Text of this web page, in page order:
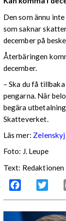
Den som ännu
som saknar
december på
Återbäringen
december.
– Ska du få
pengarna. När
begära
Skatteverket.
Läs mer:
Foto: J. Leupe
Text: Redaktionen
Facebook